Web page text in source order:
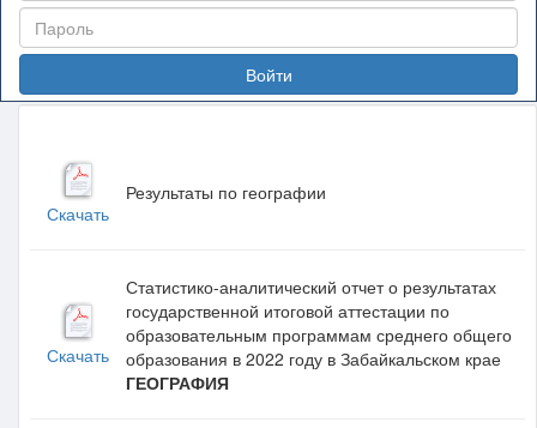
Войти
Скачать
Результаты по географии
Скачать
Статистико-аналитический отчет о результатах
государственной итоговой аттестации по
образовательным программам среднего общего
образования в 2022 году в Забайкальском крае
ГЕОГРАФИЯ